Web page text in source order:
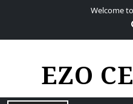
Welcome
EZO